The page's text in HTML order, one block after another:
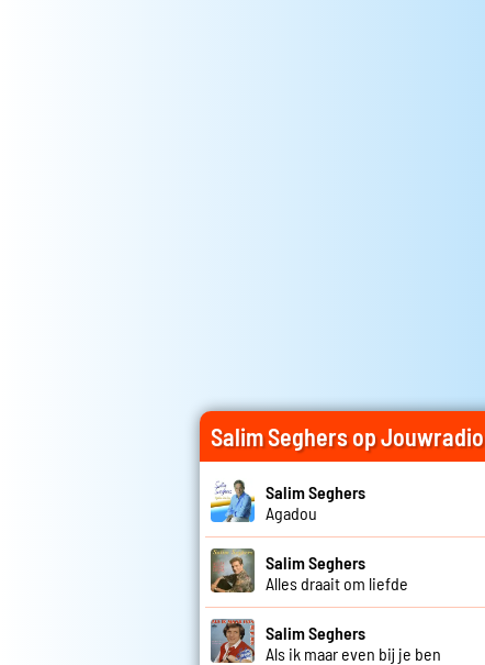
Salim Seghers op Jouwradio
Salim Seghers
Agadou
Salim Seghers
Alles draait om liefde
Salim Seghers
Als ik maar even bij je ben